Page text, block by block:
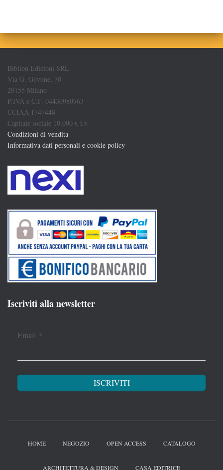
Biblion Edizioni SRL
Via G. Govone, 70
20155 Milano
P.IVA e C.F. 04430980963
CCIAA 1747448
Capitale sociale 10.000 € i.v.
Condizioni di vendita
Informativa dati personali e cookie policy
Iscriviti alla newsletter
Email *
HOME NEGOZIO OPEN ACCESS CATALOGO
ARCHITETTURA & DESIGN CASA EDITRICE